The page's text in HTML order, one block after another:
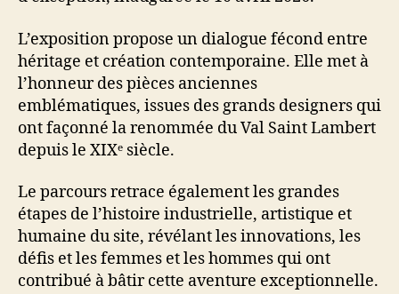
L’exposition propose un dialogue fécond entre
héritage et création contemporaine. Elle met à
l’honneur des pièces anciennes
emblématiques, issues des grands designers qui
ont façonné la renommée du Val Saint Lambert
depuis le XIXᵉ siècle.
Le parcours retrace également les grandes
étapes de l’histoire industrielle, artistique et
humaine du site, révélant les innovations, les
défis et les femmes et les hommes qui ont
contribué à bâtir cette aventure exceptionnelle.